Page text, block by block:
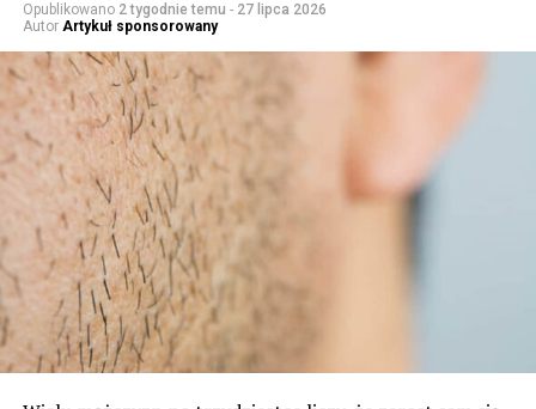
Opublikowano 2 tygodnie temu - 27 lipca 2026
Autor Artykuł sponsorowany